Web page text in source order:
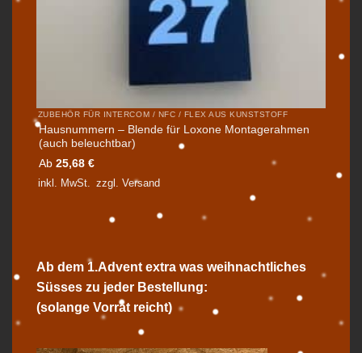
ZUBEHÖR FÜR INTERCOM / NFC / FLEX AUS KUNSTSTOFF
Hausnummern – Blende für Loxone Montagerahmen
(auch beleuchtbar)
Ab 25,68 €
inkl. MwSt. zzgl. Versand
Ab dem 1.Advent extra was weihnachtliches
Süsses zu jeder Bestellung:
(solange Vorrat reicht)